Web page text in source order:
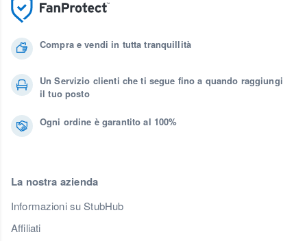
Compra e vendi in tutta tranquillità
Un Servizio clienti che ti segue fino a quando raggiungi
il tuo posto
Ogni ordine è garantito al 100%
La nostra azienda
Informazioni su StubHub
Affiliati